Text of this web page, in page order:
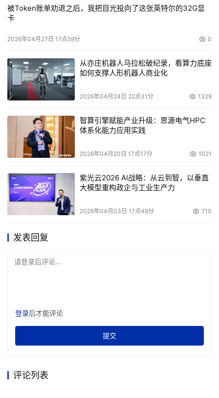
HP OpenView Storage Area Manager是与网络管理无
缝集成的一体化的产品，包含有200多个存储专利，多样化
的存储虚拟模式，可以支持目前市场上75%以上的存储产
方案。
本文来源于DOIT传媒，文章内容仅供参考，不构成投资建议。
被Token账单劝退之后，我把目光投向了这张英特尔的32G显
卡
2026年04月27日 17点59分 0
从亦庄机器人马拉松破纪录，看算力底座
如何支撑人形机器人商业化
2026年04月24日 22点31分 1329
智算引擎赋能产业升级：思源电气HPC
体系化能力应用实践
2026年04月20日 17点17分 1021
紫光云2026 AI战略：从云到智，以垂直
大模型重构政企与工业生产力
2026年04月03日 17点49分 710
发表回复
请登录后评论...
登录后才能评论
提交
评论列表